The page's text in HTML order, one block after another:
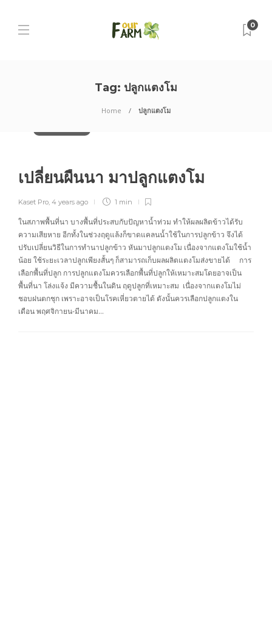
0
Tag: ปลูกแตงโม
Home ปลูกแตงโม
เปลี่ยนผืนนา มาปลูกแตงโม
Kaset Pro, 4 years ago 1 min
ในสภาพพื้นที่นา บางพื้นที่ประสบกับปัญหาน้ำท่วม ทำให้ผลผลิตข้าวได้รับ
ความเสียหาย อีกทั้งในช่วงฤดูแล้งก็ขาดแคลนน้ำใช้ในการปลูกข้าว จึงได้
ปรับเปลี่ยนวิธีในการทำนาปลูกข้าว หันมาปลูกแตงโม เนื่องจากแตงโมใช้น้ำ
น้อย ใช้ระยะเวลาปลูกเพียงสั้นๆ ก็สามารถเก็บผลผลิตแตงโมส่งขายได้ การ
เลือกพื้นที่ปลูก การปลูกแตงโมควรเลือกพื้นที่ปลูกให้เหมาะสมโดยอาจเป็น
พื้นที่นา โล่งแจ้ง มีความชื้นในดิน ฤดูปลูกที่เหมาะสม เนื่องจากแตงโมไม่
ชอบฝนตกชุก เพราะอาจเป็นโรคเหี่ยวตายได้ ดังนั้นควรเลือกปลูกแตงใน
เดือน พฤศจิกายน-มีนาคม…